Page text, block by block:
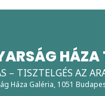
HÁZA
– TISZTELGÉS AZ
Háza Galéria, 1051